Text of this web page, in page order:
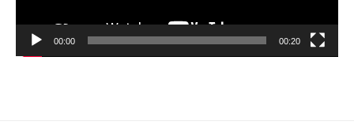
00:00 00:20